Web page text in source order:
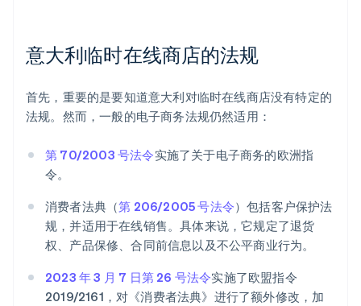
意大利临时在线商店的法规
首先，重要的是要知道意大利对临时在线商店没有特定的
法规。然而，一般的电子商务法规仍然适用：
第 70/2003 号法令实施了关于电子商务的欧洲指
令。
消费者法典（第 206/2005 号法令）包括客户保护法
规，并适用于在线销售。具体来说，它规定了退货
权、产品保修、合同前信息以及不公平商业行为。
2023 年 3 月 7 日第 26 号法令实施了欧盟指令
2019/2161，对《消费者法典》进行了额外修改，加